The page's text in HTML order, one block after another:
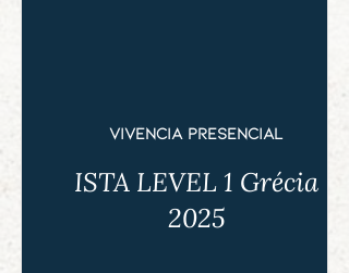
vivência presencial
ISTA LEVEL 1 Grécia
2025